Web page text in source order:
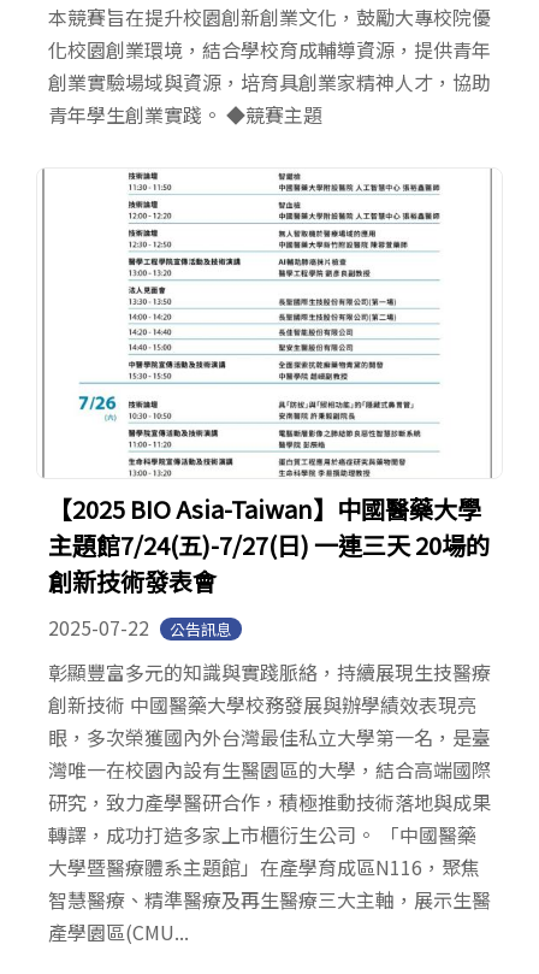
本競賽旨在提升校園創新創業文化，鼓勵大專校院優
化校園創業環境，結合學校育成輔導資源，提供青年
創業實驗場域與資源，培育具創業家精神人才，協助
青年學生創業實踐。 ◆競賽主題
【2025 BIO Asia-Taiwan】中國醫藥大學
主題館7/24(五)-7/27(日) 一連三天 20場的
創新技術發表會
2025-07-22 公告訊息
彰顯豐富多元的知識與實踐脈絡，持續展現生技醫療
創新技術 中國醫藥大學校務發展與辦學績效表現亮
眼，多次榮獲國內外台灣最佳私立大學第一名，是臺
灣唯一在校園內設有生醫園區的大學，結合高端國際
研究，致力產學醫研合作，積極推動技術落地與成果
轉譯，成功打造多家上市櫃衍生公司。 「中國醫藥
大學暨醫療體系主題館」在產學育成區N116，聚焦
智慧醫療、精準醫療及再生醫療三大主軸，展示生醫
產學園區(CMU...